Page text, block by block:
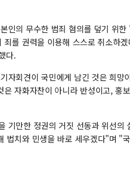
인의 무수한 범죄 혐의를 덮기 위
를 권력을 이용해 스스로 취소하
다.
자회견이 국민에게 남긴 것은 희망
자화자찬이 아니라 반성이고, 홍
기만한 정권의 거짓 선동과 위선의
법치와 민생을 바로 세우겠다"며 "